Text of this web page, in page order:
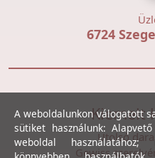
6724
Kiemelt
Utolsó
Gewiss
A weboldalunkon válogatott
sütiket használunk:
weboldal